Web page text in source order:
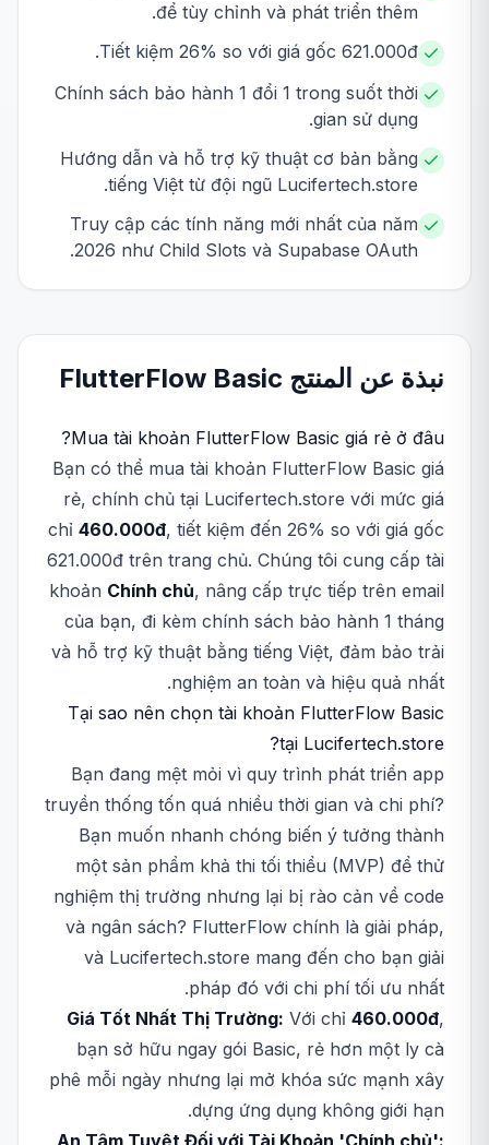
để tùy chỉnh và phát triển thêm.
Tiết kiệm 26% so với giá gốc 621.000đ.
Chính sách bảo hành 1 đổi 1 trong suốt thời
gian sử dụng.
Hướng dẫn và hỗ trợ kỹ thuật cơ bản bằng
tiếng Việt từ đội ngũ Lucifertech.store.
Truy cập các tính năng mới nhất của năm
2026 như Child Slots và Supabase OAuth.
نبذة عن المنتج FlutterFlow Basic
Mua tài khoản FlutterFlow Basic giá rẻ ở đâu?
Bạn có thể mua tài khoản FlutterFlow Basic giá
rẻ, chính chủ tại Lucifertech.store với mức giá
chỉ 460.000đ, tiết kiệm đến 26% so với giá gốc
621.000đ trên trang chủ. Chúng tôi cung cấp tài
khoản Chính chủ, nâng cấp trực tiếp trên email
của bạn, đi kèm chính sách bảo hành 1 tháng
và hỗ trợ kỹ thuật bằng tiếng Việt, đảm bảo trải
nghiệm an toàn và hiệu quả nhất.
Tại sao nên chọn tài khoản FlutterFlow Basic
tại Lucifertech.store?
Bạn đang mệt mỏi vì quy trình phát triển app
truyền thống tốn quá nhiều thời gian và chi phí?
Bạn muốn nhanh chóng biến ý tưởng thành
một sản phẩm khả thi tối thiểu (MVP) để thử
nghiệm thị trường nhưng lại bị rào cản về code
và ngân sách? FlutterFlow chính là giải pháp,
và Lucifertech.store mang đến cho bạn giải
pháp đó với chi phí tối ưu nhất.
Giá Tốt Nhất Thị Trường: Với chỉ 460.000đ,
bạn sở hữu ngay gói Basic, rẻ hơn một ly cà
phê mỗi ngày nhưng lại mở khóa sức mạnh xây
dựng ứng dụng không giới hạn.
An Tâm Tuyệt Đối với Tài Khoản 'Chính chủ':